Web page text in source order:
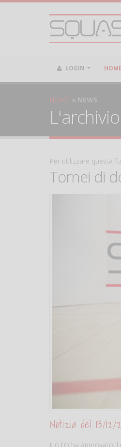
LOGIN HOME
HOME NEWS
Per utilizzare questa
Tornei di
Notizia del 13/12/
Il GTO ha approvato